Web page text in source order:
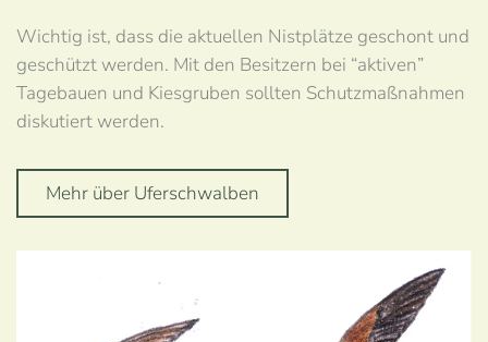
Wichtig ist, dass die aktuellen Nistplätze geschont und
geschützt werden. Mit den Besitzern bei “aktiven”
Tagebauen und Kiesgruben sollten Schutzmaßnahmen
diskutiert werden.
Mehr über Uferschwalben